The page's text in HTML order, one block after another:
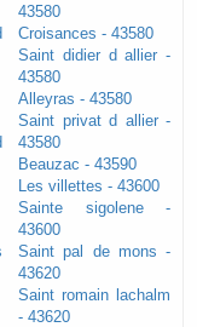
43580
Croisances - 43580
Saint didier d allier -
43580
Alleyras - 43580
Saint privat d allier -
43580
Beauzac - 43590
Les villettes - 43600
Sainte sigolene -
43600
Saint pal de mons -
43620
Saint romain lachalm
- 43620